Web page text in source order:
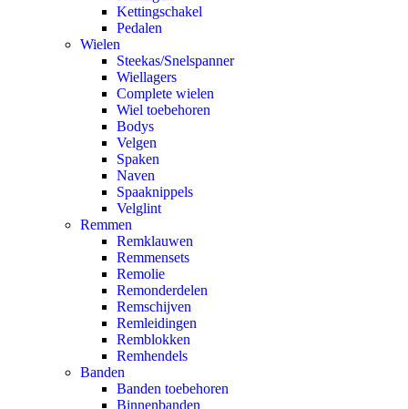
Kettingschakel
Pedalen
Wielen
Steekas/Snelspanner
Wiellagers
Complete wielen
Wiel toebehoren
Bodys
Velgen
Spaken
Naven
Spaaknippels
Velglint
Remmen
Remklauwen
Remmensets
Remolie
Remonderdelen
Remschijven
Remleidingen
Remblokken
Remhendels
Banden
Banden toebehoren
Binnenbanden